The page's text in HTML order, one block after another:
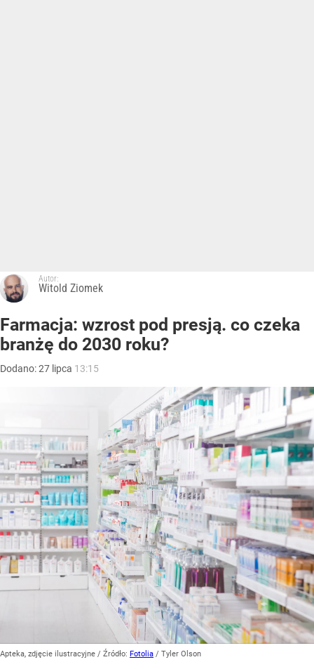
Autor:
Witold Ziomek
Farmacja: wzrost pod presją. co czeka
branżę do 2030 roku?
Dodano:27 lipca 13:15
Apteka, zdjęcie ilustracyjne / Źródło: Fotolia / Tyler Olson